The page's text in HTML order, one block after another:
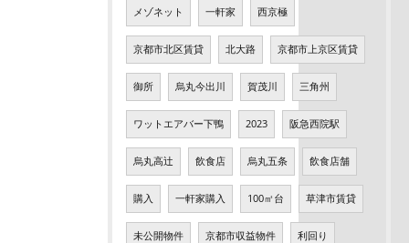
メゾネット 一軒家 西京極
京都市北区賃貸 北大路 京都市上京区賃貸
御所 烏丸今出川 賀茂川 三角州
ワットエアバー下鴨 2023 阪急西院駅
烏丸高辻 飲食店 烏丸五条 飲食店舗
購入 一軒家購入 100㎡台 草津市賃貸
未公開物件 京都市収益物件 利回り